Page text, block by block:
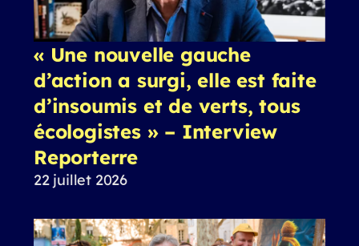
« Une nouvelle gauche
d’action a surgi, elle est faite
d’insoumis et de verts, tous
écologistes » – Interview
Reporterre
22 juillet 2026